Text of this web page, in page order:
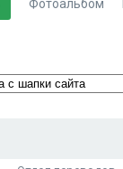
Фотоальбом